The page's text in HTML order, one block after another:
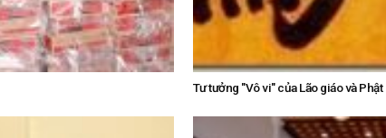
Tư tưởng "Vô vi" của Lão giáo và Phật